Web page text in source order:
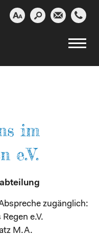
   
im
e.V.
zugänglich:
e.V.
M.A.